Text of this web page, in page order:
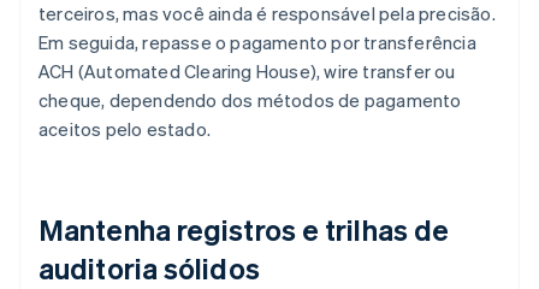
terceiros, mas você ainda é responsável pela precisão.
Em seguida, repasse o pagamento por transferência
ACH (Automated Clearing House), wire transfer ou
cheque, dependendo dos métodos de pagamento
aceitos pelo estado.
Mantenha registros e trilhas de
auditoria sólidos